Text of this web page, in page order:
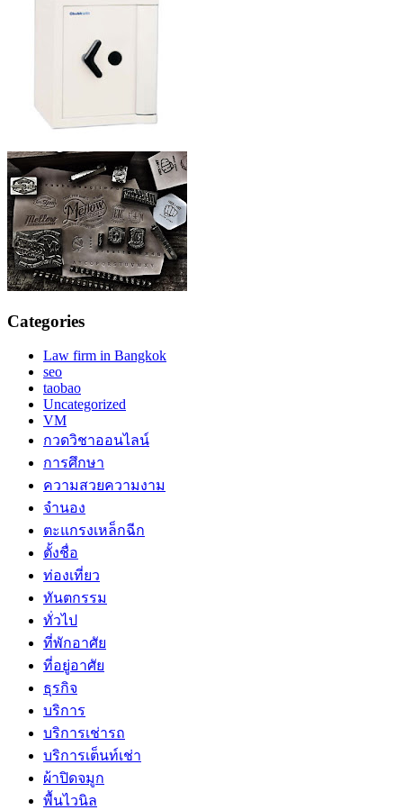
Categories
Law firm in Bangkok
seo
taobao
Uncategorized
VM
กวดวิชาออนไลน์
การศึกษา
ความสวยความงาม
จำนอง
ตะแกรงเหล็กฉีก
ตั้งชื่อ
ท่องเที่ยว
ทันตกรรม
ทั่วไป
ที่พักอาศัย
ที่อยู่อาศัย
ธุรกิจ
บริการ
บริการเช่ารถ
บริการเต็นท์เช่า
ผ้าปิดจมูก
พื้นไวนิล